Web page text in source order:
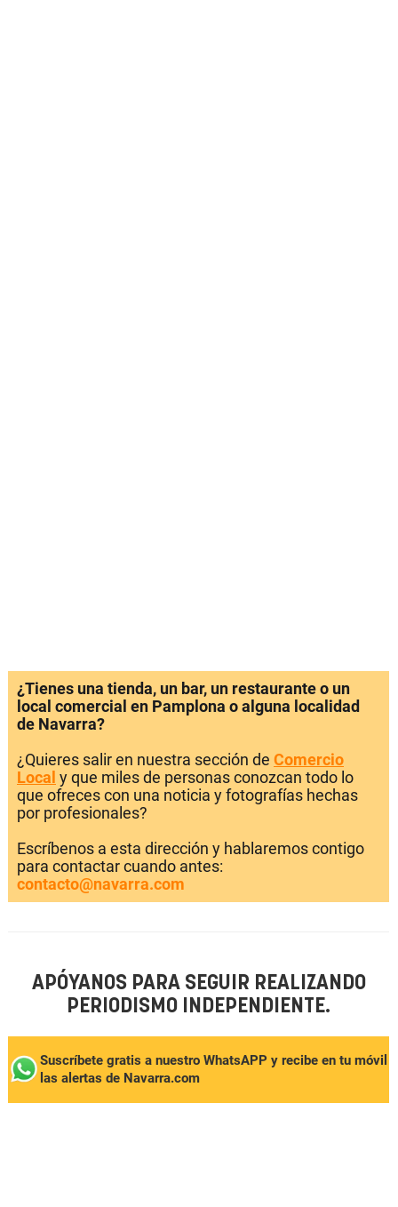
¿Tienes una tienda, un bar, un restaurante o un
local comercial en Pamplona o alguna localidad
de Navarra?
¿Quieres salir en nuestra sección de Comercio
Local y que miles de personas conozcan todo lo
que ofreces con una noticia y fotografías hechas
por profesionales?
Escríbenos a esta dirección y hablaremos contigo
para contactar cuando antes:
contacto@navarra.com
APÓYANOS PARA SEGUIR REALIZANDO
PERIODISMO INDEPENDIENTE.
Suscríbete gratis a nuestro WhatsAPP y recibe en tu móvil
las alertas de Navarra.com